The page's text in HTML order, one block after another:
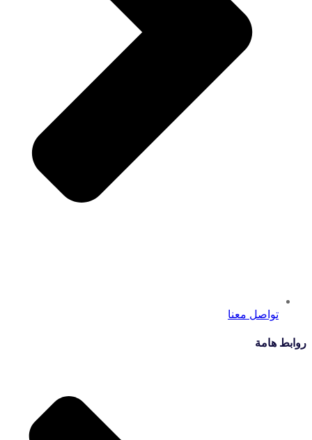
تواصل معنا
روابط هامة